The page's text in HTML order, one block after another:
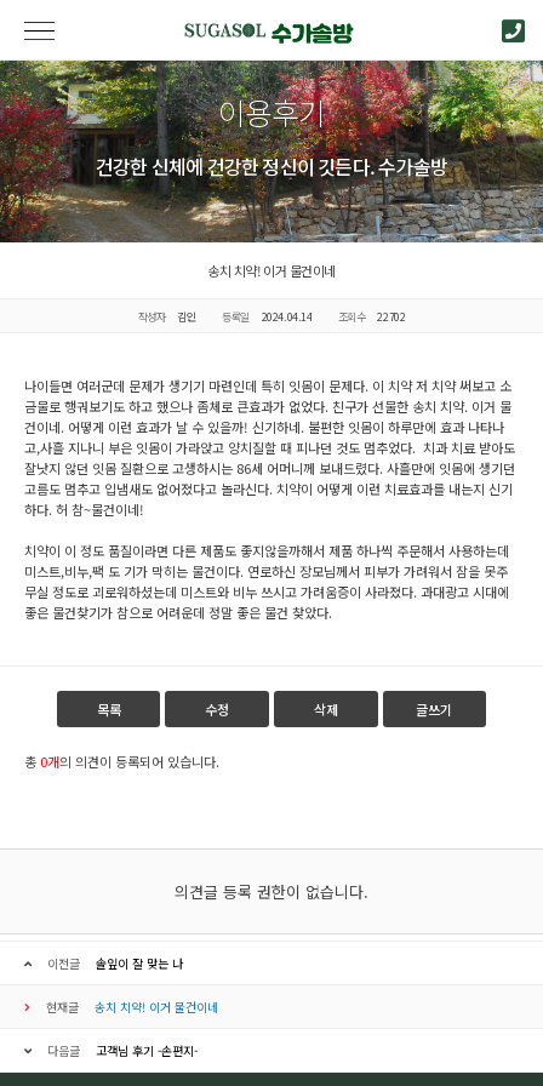
이용후기
건강한 신체에 건강한 정신이 깃든다. 수가솔방
송치 치약! 이거 물건이네
작성자 김인 등록일 2024.04.14 조회수 22702
나이들면 여러군데 문제가 생기기 마련인데 특히 잇몸이 문제다. 이 치약 저 치약 써보고 소
금물로 행궈보기도 하고 했으나 좀체로 큰효과가 없었다. 친구가 선물한 송치 치약. 이거 물
건이네. 어떻게 이런 효과가 날 수 있을까! 신기하네. 불편한 잇몸이 하루만에 효과 나타나
고,사흘 지나니 부은 잇몸이 가라앉고 양치질할 때 피나던 것도 멈추었다. 치과 치료 받아도
잘낫지 않던 잇몸 질환으로 고생하시는 86세 어머니께 보내드렸다. 사흘만에 잇몸에 생기던
고름도 멈추고 입냄새도 없어졌다고 놀라신다. 치약이 어떻게 이런 치료효과를 내는지 신기
하다. 허 참~물건이네!
치약이 이 정도 품질이라면 다른 제품도 좋지않을까해서 제품 하나씩 주문해서 사용하는데
미스트,비누,팩 도 기가 막히는 물건이다. 연로하신 장모님께서 피부가 가려워서 잠을 못주
무실 정도로 괴로워하셨는데 미스트와 비누 쓰시고 가려움증이 사라졌다. 과대광고 시대에
좋은 물건찾기가 참으로 어려운데 정말 좋은 물건 찾았다.
목록 수정 삭제 글쓰기
총 0개의 의견이 등록되어 있습니다.
의견글 등록 권한이 없습니다.
이전글 솔잎이 잘 맞는 나
현재글 송치 치약! 이거 물건이네
다음글 고객님 후기 -손편지-